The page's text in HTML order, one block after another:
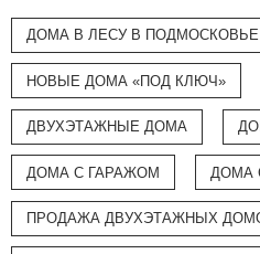
ДОМА В ЛЕСУ В ПОДМОСКОВЬЕ
НОВЫЕ ДОМА «ПОД КЛЮЧ»
ДВУХЭТАЖНЫЕ ДОМА
ДОМА С ГАРАЖОМ ДОМА
ПРОДАЖА ДВУХЭТАЖНЫХ